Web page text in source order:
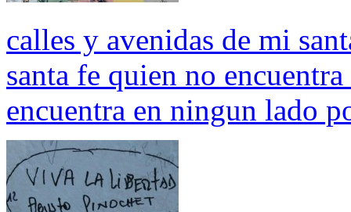
calles y avenidas de mi
santa fe quien no
encuentra en ningun lado